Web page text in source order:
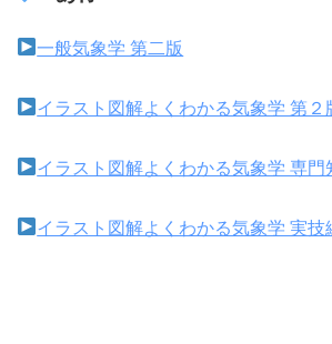
一般気象学 第二版
イラスト図解よくわかる気象学 第２
イラスト図解よくわかる気象学 専門
イラスト図解よくわかる気象学 実技